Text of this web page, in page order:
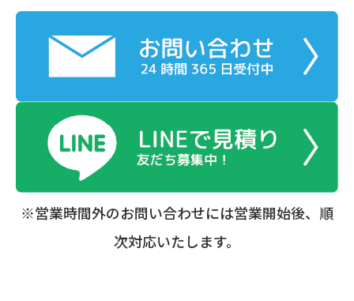
※営業時間外のお問い合わせには営業開始後、順
次対応いたします。